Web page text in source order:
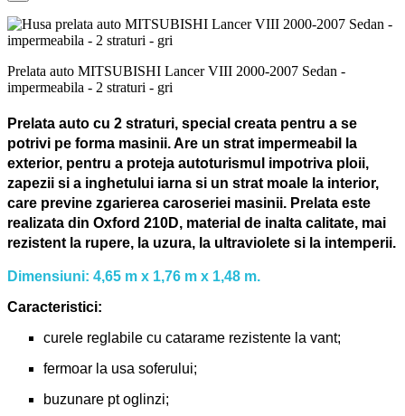
Prelata auto MITSUBISHI Lancer VIII 2000-2007 Sedan -
impermeabila - 2 straturi - gri
Prelata auto cu 2 straturi, special creata pentru a se
potrivi pe forma masinii. Are un strat impermeabil la
exterior, pentru a proteja autoturismul impotriva ploii,
zapezii si a inghetului iarna si un strat moale la interior,
care previne zgarierea caroseriei masinii. Prelata este
realizata din Oxford 210D, material de inalta calitate, mai
rezistent la rupere, la uzura, la ultraviolete si la intemperii.
Dimensiuni: 4,65 m x 1,76 m x 1,48 m.
Caracteristici:
curele reglabile cu catarame rezistente la vant;
fermoar la usa soferului;
buzunare pt oglinzi;